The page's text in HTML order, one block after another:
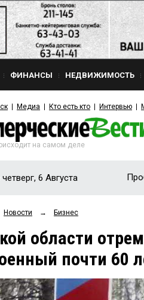
ФИНАНСЫ НЕДВИЖИМОСТЬ
Медиа Кто есть кто Интервью
на самом деле
6 Августа
Новости → Бизнес
области
почти 60